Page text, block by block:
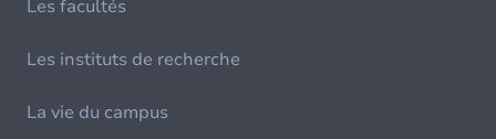
Les facultés
Les instituts de recherche
La vie du campus